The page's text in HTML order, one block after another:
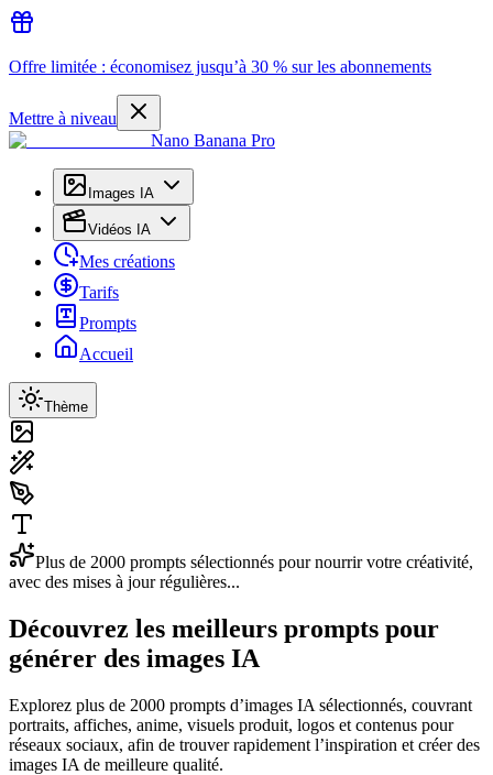
Offre limitée : économisez jusqu’à 30 % sur les abonnements
Mettre à niveau
Nano Banana Pro
Images IA
Vidéos IA
Mes créations
Tarifs
Prompts
Accueil
Thème
Plus de 2000 prompts sélectionnés pour nourrir votre créativité,
avec des mises à jour régulières...
Découvrez les meilleurs prompts pour
générer des images IA
Explorez plus de 2000 prompts d’images IA sélectionnés, couvrant
portraits, affiches, anime, visuels produit, logos et contenus pour
réseaux sociaux, afin de trouver rapidement l’inspiration et créer des
images IA de meilleure qualité.